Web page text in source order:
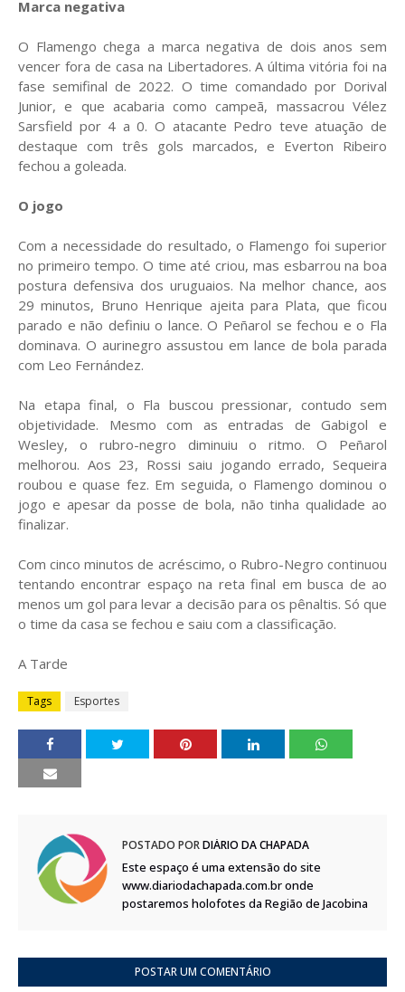
Marca negativa
O Flamengo chega a marca negativa de dois anos sem
vencer fora de casa na Libertadores. A última vitória foi na
fase semifinal de 2022. O time comandado por Dorival
Junior, e que acabaria como campeã, massacrou Vélez
Sarsfield por 4 a 0. O atacante Pedro teve atuação de
destaque com três gols marcados, e Everton Ribeiro
fechou a goleada.
O jogo
Com a necessidade do resultado, o Flamengo foi superior
no primeiro tempo. O time até criou, mas esbarrou na boa
postura defensiva dos uruguaios. Na melhor chance, aos
29 minutos, Bruno Henrique ajeita para Plata, que ficou
parado e não definiu o lance. O Peñarol se fechou e o Fla
dominava. O aurinegro assustou em lance de bola parada
com Leo Fernández.
Na etapa final, o Fla buscou pressionar, contudo sem
objetividade. Mesmo com as entradas de Gabigol e
Wesley, o rubro-negro diminuiu o ritmo. O Peñarol
melhorou. Aos 23, Rossi saiu jogando errado, Sequeira
roubou e quase fez. Em seguida, o Flamengo dominou o
jogo e apesar da posse de bola, não tinha qualidade ao
finalizar.
Com cinco minutos de acréscimo, o Rubro-Negro continuou
tentando encontrar espaço na reta final em busca de ao
menos um gol para levar a decisão para os pênaltis. Só que
o time da casa se fechou e saiu com a classificação.
A Tarde
Tags Esportes
POSTADO PORDIÁRIO DA CHAPADA
Este espaço é uma extensão do site
www.diariodachapada.com.br onde
postaremos holofotes da Região de Jacobina
POSTAR UM COMENTÁRIO